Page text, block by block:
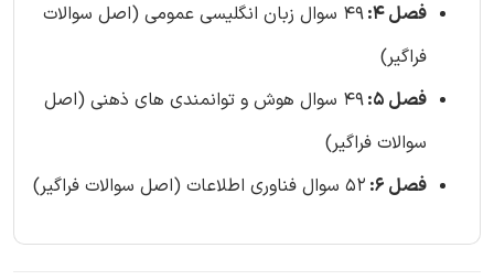
فصل 4:
49 سوال زبان انگلیسی عمومی (اصل سوالات
فراگیر)
فصل 5:
49 سوال هوش و توانمندی های ذهنی (اصل
سوالات فراگیر)
فصل 6:
52 سوال فناوری اطلاعات (اصل سوالات فراگیر)